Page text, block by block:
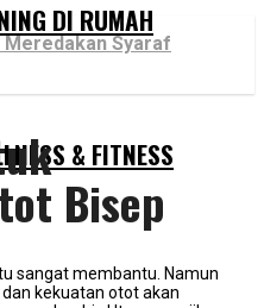
DI RUMAH
& FITNESS
Meredakan Syaraf
Bisep
sangat membantu. Namun
kekuatan otot akan